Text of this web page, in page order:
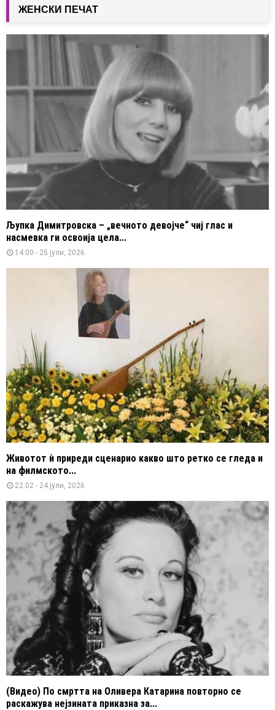
ЖЕНСКИ ПЕЧАТ
Љупка Димитровска – „вечното девојче“ чиј глас и
насмевка ги освоија цела...
14:00 - 25 јули, 2026
Животот ѝ приреди сценарио какво што ретко се гледа и
на филмското...
22:02 - 24 јули, 2026
(Видео) По смртта на Оливера Катарина повторно се
раскажува нејзината приказна за...